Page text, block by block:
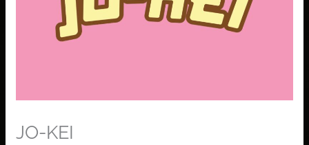
JO-KEI